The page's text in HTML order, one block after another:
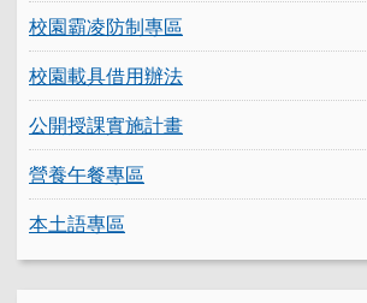
校園霸凌防制專區
校園載具借用辦法
公開授課實施計畫
營養午餐專區
本土語專區